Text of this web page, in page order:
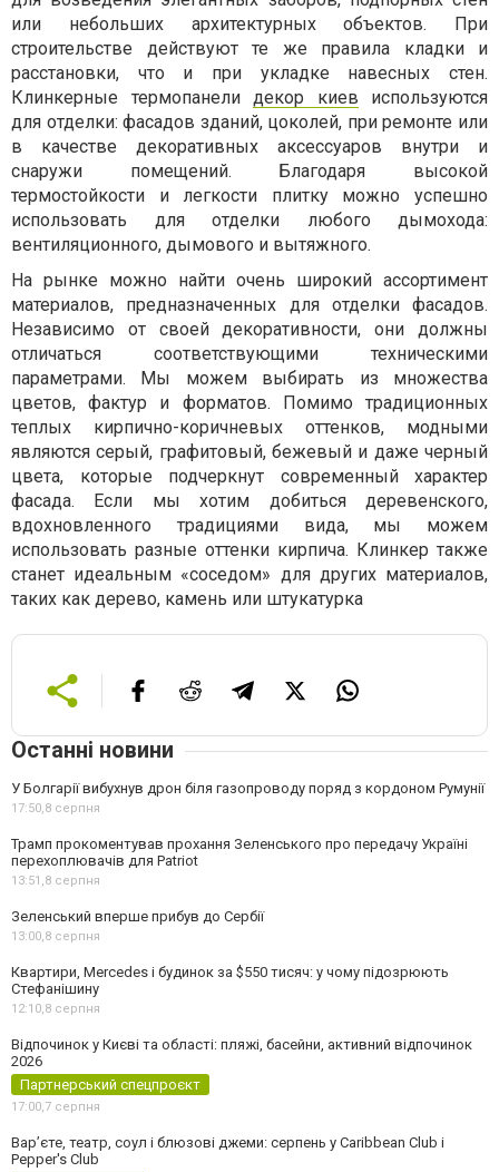
или небольших архитектурных объектов. При
строительстве действуют те же правила кладки и
расстановки, что и при укладке навесных стен.
Клинкерные термопанели декор киев используются
для отделки: фасадов зданий, цоколей, при ремонте или
в качестве декоративных аксессуаров внутри и
снаружи помещений. Благодаря высокой
термостойкости и легкости плитку можно успешно
использовать для отделки любого дымохода:
вентиляционного, дымового и вытяжного.
На рынке можно найти очень широкий ассортимент
материалов, предназначенных для отделки фасадов.
Независимо от своей декоративности, они должны
отличаться соответствующими техническими
параметрами. Мы можем выбирать из множества
цветов, фактур и форматов. Помимо традиционных
теплых кирпично-коричневых оттенков, модными
являются серый, графитовый, бежевый и даже черный
цвета, которые подчеркнут современный характер
фасада. Если мы хотим добиться деревенского,
вдохновленного традициями вида, мы можем
использовать разные оттенки кирпича. Клинкер также
станет идеальным «соседом» для других материалов,
таких как дерево, камень или штукатурка
Останні новини
У Болгарії вибухнув дрон біля газопроводу поряд з кордоном Румунії
17:50,8 серпня
Трамп прокоментував прохання Зеленського про передачу Україні
перехоплювачів для Patriot
13:51,8 серпня
Зеленський вперше прибув до Сербії
13:00,8 серпня
Квартири, Mercedes і будинок за $550 тисяч: у чому підозрюють
Стефанішину
12:10,8 серпня
Відпочинок у Києві та області: пляжі, басейни, активний відпочинок
2026
Партнерський спецпроєкт
17:00,7 серпня
Вар’єте, театр, соул і блюзові джеми: серпень у Caribbean Club і
Pepper's Club